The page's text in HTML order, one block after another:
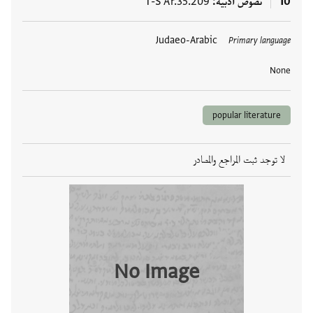
Primary language
Judaeo-Arabic
None
العلامات
popular literature
لا توجد ثبت المراجع والمصادر
No Image